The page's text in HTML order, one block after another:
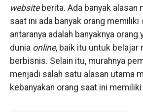
websiteberita. Ada banyak alasan
saat ini ada banyak orang memiliki
antaranya adalah banyaknya orang
dunia online, baik itu untuk belajar
berbisnis. Selain itu, murahnya
menjadi salah satu alasan utama
kebanyakan orang saat ini memiliki